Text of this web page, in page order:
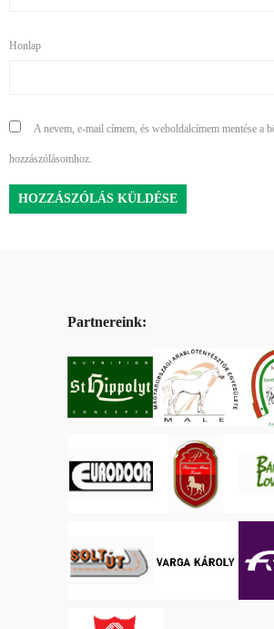
Honlap
A nevem, e-mail címem, és weboldalcímem mentése a
hozzászólásomhoz.
Partnereink: